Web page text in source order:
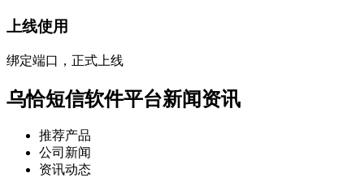
上线使用
绑定端口，正式上线
乌恰短信软件平台新闻资讯
推荐产品
公司新闻
资讯动态